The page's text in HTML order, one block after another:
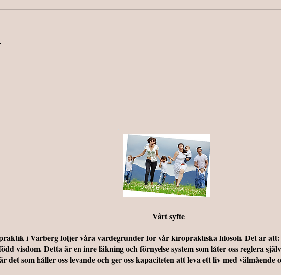
Vårt syfte
i Varberg följer våra värdegrunder för vår kiropraktiska filosofi. Det är att:
visdom. Detta är en inre läkning och förnyelse system som låter oss reglera
det som håller oss levande och ger oss kapaciteten att leva ett liv med